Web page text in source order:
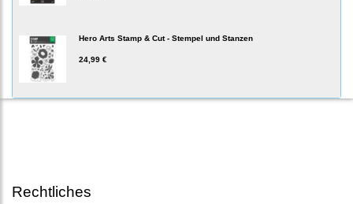
Hero Arts Stamp & Cut - Stempel und Stanzen
24,99 €
Rechtliches